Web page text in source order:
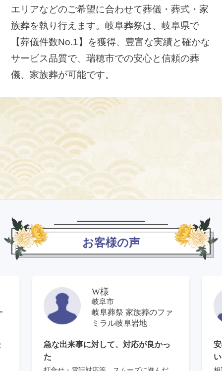
エリアなどのご希望に合わせて葬儀・葬式・家
族葬を執り行えます。岐阜葬祭は、岐阜県で
【葬儀件数No.1】を獲得、豊富な実績と確かな
サービス品質で、瑞穂市での安心と信頼の葬
儀、家族葬が可能です。
お客様の声
W様
岐阜市
岐阜葬祭 家族葬のファ
ミラル岐阜岩地
急な出来事に対して、対応が良かっ
た